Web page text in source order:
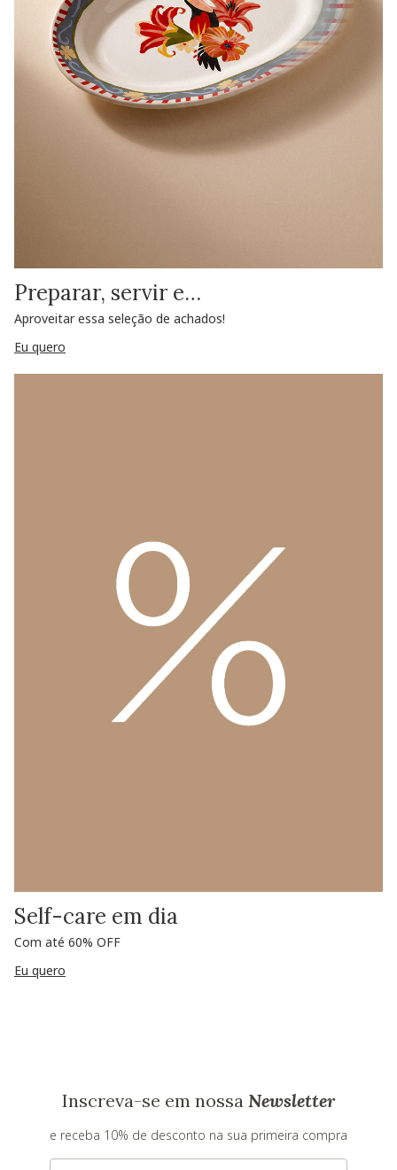
Preparar, servir e…
Aproveitar essa seleção de achados!
Eu quero
Self-care em dia
Com até 60% OFF
Eu quero
Inscreva-se em nossa Newsletter
e receba 10% de desconto na sua primeira compra
E-mail